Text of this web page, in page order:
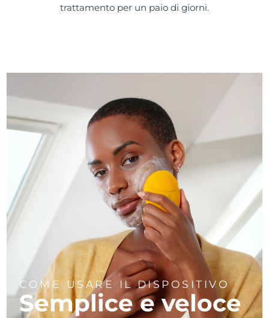
trattamento per un paio di giorni.
COME USARE IL DISPOSITIVO
Semplice e veloce